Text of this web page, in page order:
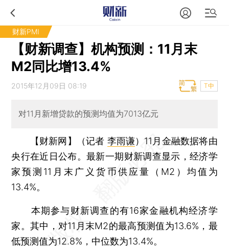
财新PMI
【财新调查】机构预测：11月末
M2同比增13.4%
2015年12月09日 08:19 T中
对11月新增贷款的预测均值为7013亿元
【财新网】（记者 李雨谦） 11月金融数据将由
央行在近日公布。最新一期财新调查显示，经济学
家预测11月末广义货币供应量（M2）均值为
13.4%。
本期参与财新调查的有16家金融机构经济学
家。其中，对11月末M2的最高预测值为13.6%，最
低预测值为12.8%，中位数为13.4%。